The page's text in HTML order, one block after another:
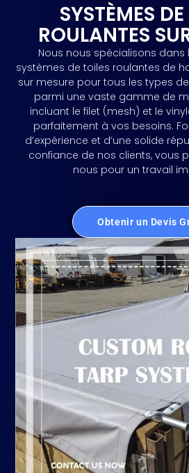
SYSTÈMES
ROULANTES
Nous nous spécialisons
systèmes de toiles roulantes de
sur mesure pour tous les types
parmi une vaste gamme de
incluant le filet (mesh) et le
parfaitement à vos besoins.
d’expérience et d’une solide
confiance de nos clients, vous
nous pour un travail
Obtenir un Devis